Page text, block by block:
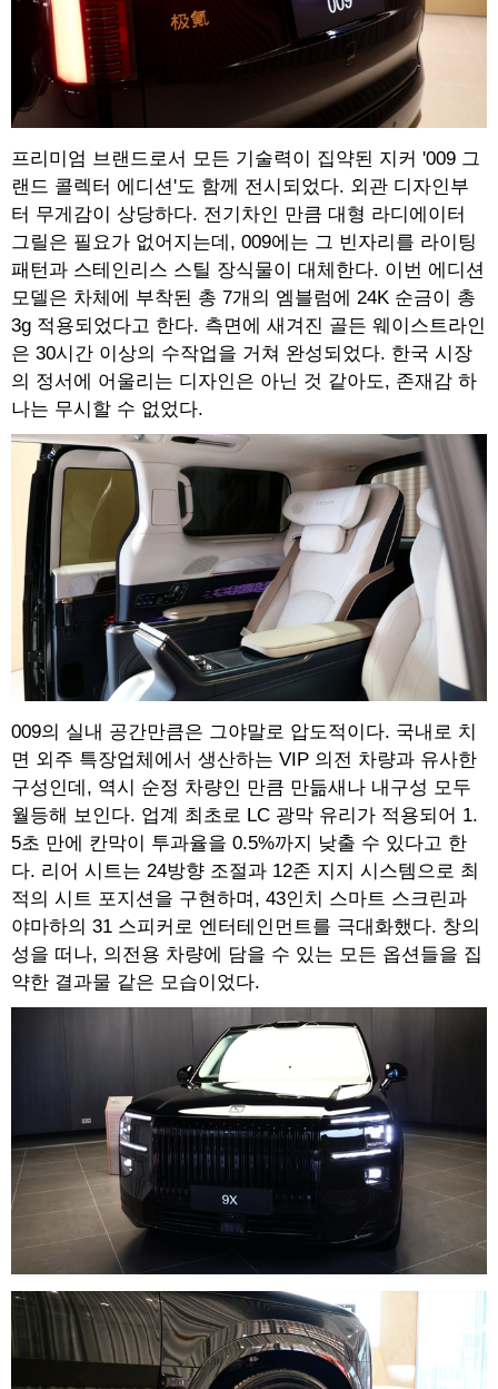
프리미엄 브랜드로서 모든 기술력이 집약된 지커 '009 그
랜드 콜렉터 에디션'도 함께 전시되었다. 외관 디자인부
터 무게감이 상당하다. 전기차인 만큼 대형 라디에이터
그릴은 필요가 없어지는데, 009에는 그 빈자리를 라이팅
패턴과 스테인리스 스틸 장식물이 대체한다. 이번 에디션
모델은 차체에 부착된 총 7개의 엠블럼에 24K 순금이 총
3g 적용되었다고 한다. 측면에 새겨진 골든 웨이스트라인
은 30시간 이상의 수작업을 거쳐 완성되었다. 한국 시장
의 정서에 어울리는 디자인은 아닌 것 같아도, 존재감 하
나는 무시할 수 없었다.
009의 실내 공간만큼은 그야말로 압도적이다. 국내로 치
면 외주 특장업체에서 생산하는 VIP 의전 차량과 유사한
구성인데, 역시 순정 차량인 만큼 만듦새나 내구성 모두
월등해 보인다. 업계 최초로 LC 광막 유리가 적용되어 1.
5초 만에 칸막이 투과율을 0.5%까지 낮출 수 있다고 한
다. 리어 시트는 24방향 조절과 12존 지지 시스템으로 최
적의 시트 포지션을 구현하며, 43인치 스마트 스크린과
야마하의 31 스피커로 엔터테인먼트를 극대화했다. 창의
성을 떠나, 의전용 차량에 담을 수 있는 모든 옵션들을 집
약한 결과물 같은 모습이었다.